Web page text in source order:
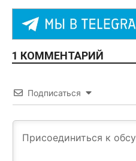
1 КОММЕНТАРИЙ
Подписаться